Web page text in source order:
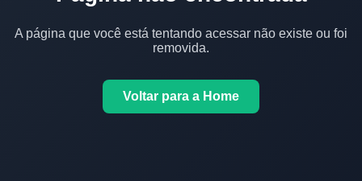
A página que você está tentando acessar não existe ou foi
removida.
Voltar para a Home